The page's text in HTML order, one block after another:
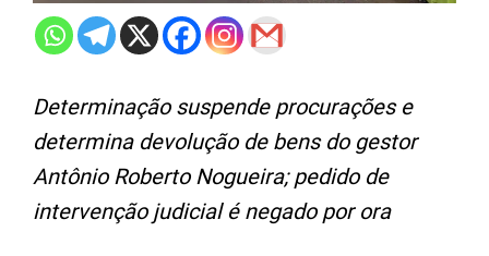
Determinação suspende procurações e
determina devolução de bens do gestor
Antônio Roberto Nogueira; pedido de
intervenção judicial é negado por ora